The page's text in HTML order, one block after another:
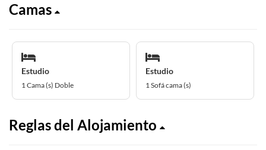
Camas
Estudio
1 Cama (s) Doble
Estudio
1 Sofá cama (s)
Reglas del Alojamiento